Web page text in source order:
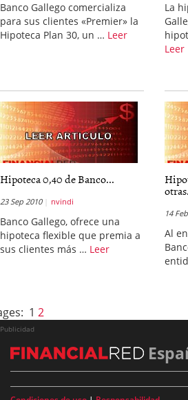
Banco Gallego comercializa
para sus clientes «Premier» la
Hipoteca Plan 30, un … Leer
La
Leer
Hipoteca 0,40 de Banco...
23 Sep 2010 nvindi
Banco Gallego, ofrece una
hipoteca flexible que premia a
sus clientes más … Leer
14
Al
1 2
Publicidad